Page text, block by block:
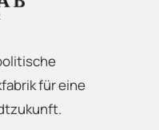
für eine